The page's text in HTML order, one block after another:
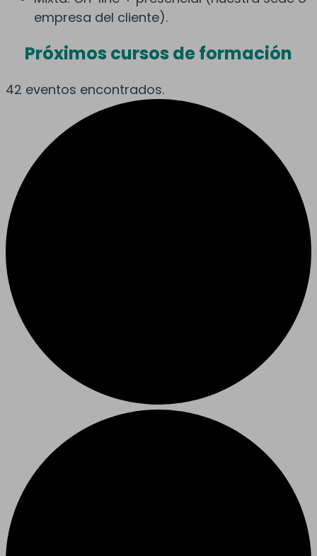
empresa del cliente).
Próximos cursos de formación
42 eventos encontrados.